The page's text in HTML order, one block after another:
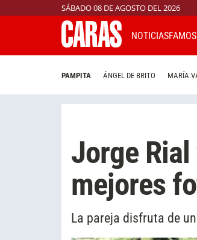
SÁBADO 08 DE AGOSTO DEL 2026
NOTICIAS
PAMPITA ÁNGEL DE BRITO MARÍA
Jorge
mejores
La pareja disfruta de